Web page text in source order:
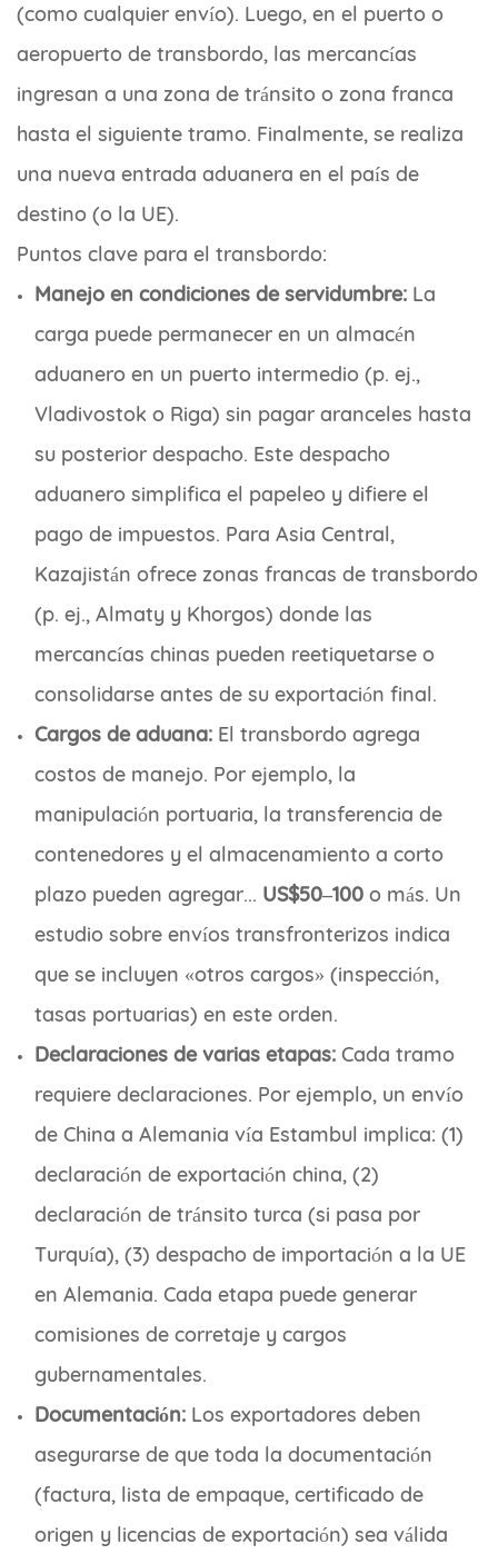
(como cualquier envío). Luego, en el puerto o
aeropuerto de transbordo, las mercancías
ingresan a una zona de tránsito o zona franca
hasta el siguiente tramo. Finalmente, se realiza
una nueva entrada aduanera en el país de
destino (o la UE).
Puntos clave para el transbordo:
Manejo en condiciones de servidumbre: La
carga puede permanecer en un almacén
aduanero en un puerto intermedio (p. ej.,
Vladivostok o Riga) sin pagar aranceles hasta
su posterior despacho. Este despacho
aduanero simplifica el papeleo y difiere el
pago de impuestos. Para Asia Central,
Kazajistán ofrece zonas francas de transbordo
(p. ej., Almaty y Khorgos) donde las
mercancías chinas pueden reetiquetarse o
consolidarse antes de su exportación final.
Cargos de aduana: El transbordo agrega
costos de manejo. Por ejemplo, la
manipulación portuaria, la transferencia de
contenedores y el almacenamiento a corto
plazo pueden agregar... US$50–100 o más. Un
estudio sobre envíos transfronterizos indica
que se incluyen «otros cargos» (inspección,
tasas portuarias) en este orden.
Declaraciones de varias etapas: Cada tramo
requiere declaraciones. Por ejemplo, un envío
de China a Alemania vía Estambul implica: (1)
declaración de exportación china, (2)
declaración de tránsito turca (si pasa por
Turquía), (3) despacho de importación a la UE
en Alemania. Cada etapa puede generar
comisiones de corretaje y cargos
gubernamentales.
Documentación: Los exportadores deben
asegurarse de que toda la documentación
(factura, lista de empaque, certificado de
origen y licencias de exportación) sea válida